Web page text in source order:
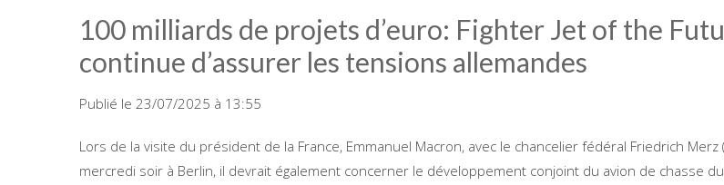
100 milliards de projets d’euro: Fighter Jet of the
continue d’assurer les tensions allemandes
Publié le 23/07/2025 à 13:55
Lors de la visite du président de la France, Emmanuel Macron, avec le chancelier fédéral Friedrich Merz
mercredi soir à Berlin, il devrait également concerner le développement conjoint du avion de chasse